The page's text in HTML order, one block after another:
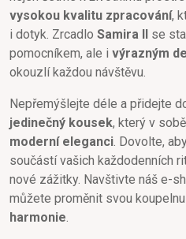
vysokou kvalitu zpracování,
i dotyk. Zrcadlo Samira II se
pomocníkem, ale i výrazným
okouzlí každou návštěvu.
Nepřemýšlejte déle a přidejte
jedinečný kousek, který v
moderní eleganci . Dovolte,
součástí vašich každodenních
nové zážitky. Navštivte náš e-
můžete proměnit svou
harmonie